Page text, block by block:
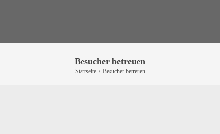
Besucher betreuen
Startseite / Besucher betreuen